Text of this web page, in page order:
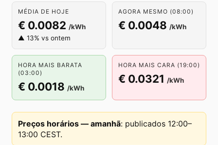
MÉDIA DE HOJE
€ 0.0082 /kWh
▲ 13% vs ontem
AGORA MESMO (08:00)
€ 0.0048 /kWh
HORA MAIS BARATA
(03:00)
€ 0.0018 /kWh
HORA MAIS CARA (19:00)
€ 0.0321 /kWh
Preços horários — amanhã: publicados 12:00–
13:00 CEST.